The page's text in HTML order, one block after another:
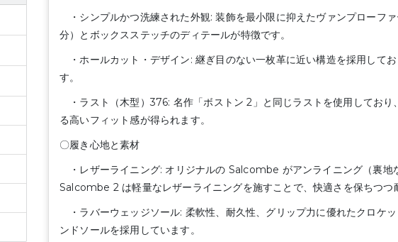
・シンプルかつ洗練された外観: 装飾を最小限に抑えたヴァンプローフ
分）とボックスステッチのディテールが特徴です。
・ホールカット・デザイン: 継ぎ目のない一枚革に近い構造を採用して
す。
・ラスト（木型）376: 名作「ボストン 2」と同じラストを使用してお
る高いフィット感が得られます。
〇履き心地と素材
・レザーライニング: オリジナルの Salcombe がアンライニング（裏地
Salcombe 2 は軽量なレザーライニングを施すことで、快適さを保ちつつ
・ラバーウェッジソール: 柔軟性、耐久性、グリップ力に優れたクロケ
ンドソールを採用しています。